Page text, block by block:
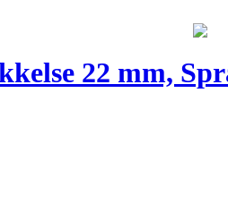
22 mm,